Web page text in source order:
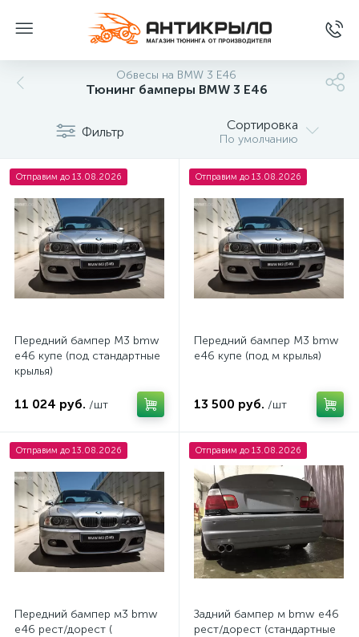
Обвесы на BMW 3 E46
Тюнинг бамперы BMW 3 E46
Фильтр Сортировка
По умолчанию
Отправим до 13.08.2026
Передний бампер М3 bmw
e46 купе (под стандартные
крылья)
11 024 руб. /шт
Отправим до 13.08.2026
Передний бампер М3 bmw
e46 купе (под м крылья)
13 500 руб. /шт
Отправим до 13.08.2026
Передний бампер м3 bmw
e46 рест/дорест (
Отправим до 13.08.2026
Задний бампер м bmw e46
рест/дорест (стандартные